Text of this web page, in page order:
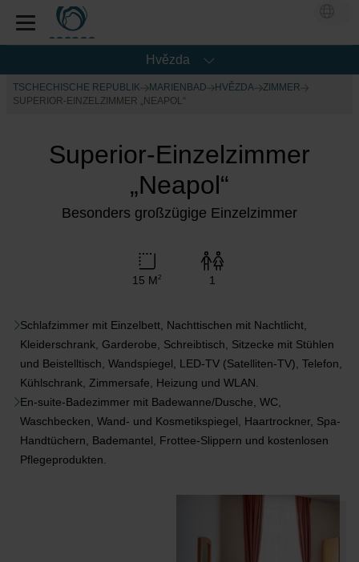
Hvězda
TSCHECHISCHE REPUBLIK MARIENBAD HVĚZDA
ZIMMER
SUPERIOR-EINZELZIMMER „NEAPOL“
Superior-Einzelzimmer
„Neapol“
Besonders großzügige Einzelzimmer
15 M2 1
Schlafzimmer mit Einzelbett, Nachttischen mit Nachtlicht,
Kleiderschrank, Garderobe, Schreibtisch, Sitzecke mit Stühlen
und Beistelltisch, Wandspiegel, LED-TV (Satelliten-TV), Telefon,
Kühlschrank, Zimmersafe, Heizung und WLAN.
En-suite-Badezimmer mit Badewanne/Dusche, WC,
Waschbecken, Wand- und Kosmetikspiegel, Haartrockner, Spa-
Handtüchern, Bademantel, Frottee-Slippern und kostenlosen
Pflegeprodukten.